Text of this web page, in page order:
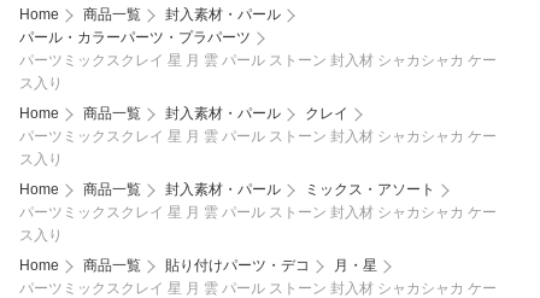
Home
商品一覧
封入素材・パール
パール・カラーパーツ・プラパーツ
パーツミックスクレイ 星 月 雲 パール ストーン 封入材 シャカシャカ ケー
ス入り
Home
商品一覧 封入素材・パール
クレイ
パーツミックスクレイ 星 月 雲 パール ストーン 封入材 シャカシャカ ケー
ス入り
Home
商品一覧 封入素材・パール
ミックス・アソート
パーツミックスクレイ 星 月 雲 パール ストーン 封入材 シャカシャカ ケー
ス入り
Home
商品一覧 貼り付けパーツ・デコ
月・星
パーツミックスクレイ 星 月 雲 パール ストーン 封入材 シャカシャカ ケー